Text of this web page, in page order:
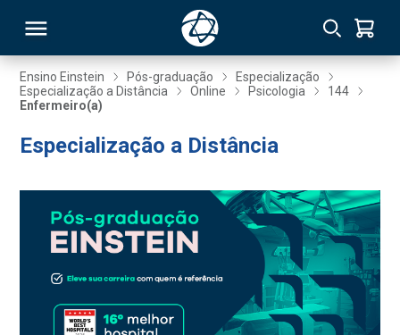
Ensino Einstein Pós-graduação
Especialização
Especialização a Distância
Online Psicologia
144
Enfermeiro(a)
Especialização a Distância